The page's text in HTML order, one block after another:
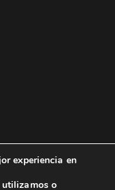
experiencia en
utilizamos o